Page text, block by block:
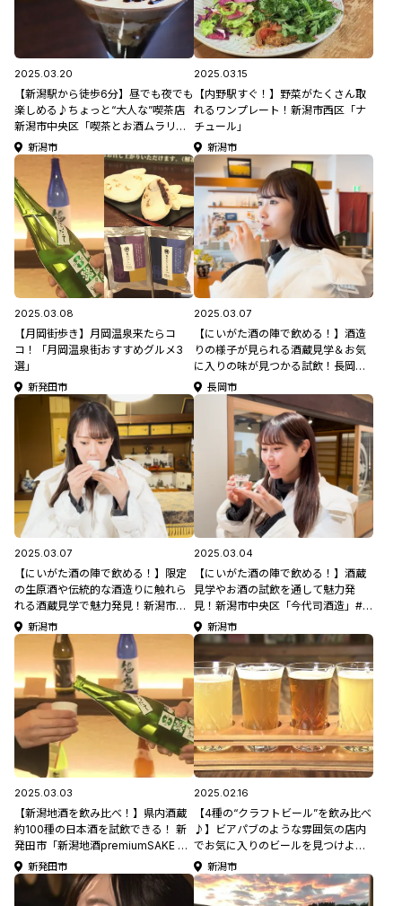
2025.03.20
【新潟駅から徒歩6分】昼でも夜でも
楽しめる♪ちょっと“大人な”喫茶店
新潟市中央区「喫茶とお酒ムラリ
ス」新潟市
2025.03.15
【内野駅すぐ！】野菜がたくさん取
れるワンプレート！新潟市西区「ナ
チュール」
新潟市
2025.03.08
【月岡街歩き】月岡温泉来たらコ
コ！「月岡温泉街おすすめグルメ3
選」
新発田市
2025.03.07
【にいがた酒の陣で飲める！】酒造
りの様子が見られる酒蔵見学＆お気
に入りの味が見つかる試飲！長岡市
「朝日酒造」 #新潟観光
長岡市
2025.03.07
【にいがた酒の陣で飲める！】限定
の生原酒や伝統的な酒造りに触れら
れる酒蔵見学で魅力発見！新潟市西
蒲区「たからやま醸造」 #新潟観光
新潟市
2025.03.04
【にいがた酒の陣で飲める！】酒蔵
見学やお酒の試飲を通して魅力発
見！新潟市中央区「今代司酒造」#新
潟観光
新潟市
2025.03.03
【新潟地酒を飲み比べ！】県内酒蔵
約100種の日本酒を試飲できる！ 新
発田市「新潟地酒premiumSAKE 蔵
(くら)」
新発田市
2025.02.16
【4種の“クラフトビール”を飲み比べ
♪】ビアパブのような雰囲気の店内
でお気に入りのビールを見つけよ
う！新潟市中央区「沼垂ビール」
新潟市